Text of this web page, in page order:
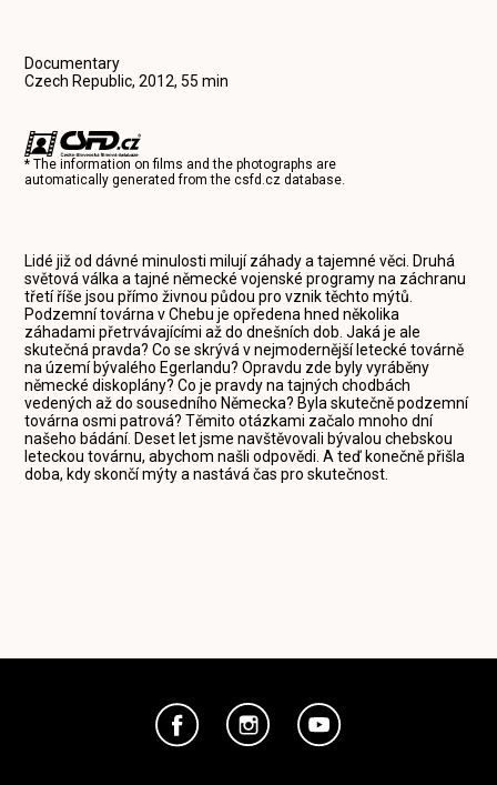
Documentary
Czech Republic, 2012, 55 min
* The information on films and the photographs are
automatically generated from thecsfd.cz database.
Lidé již od dávné minulosti milují záhady a tajemné věci. Druhá
světová válka a tajné německé vojenské programy na záchranu
třetí říše jsou přímo živnou půdou pro vznik těchto mýtů.
Podzemní továrna v Chebu je opředena hned několika
záhadami přetrvávajícími až do dnešních dob. Jaká je ale
skutečná pravda? Co se skrývá v nejmodernější letecké továrně
na území bývalého Egerlandu? Opravdu zde byly vyráběny
německé diskoplány? Co je pravdy na tajných chodbách
vedených až do sousedního Německa? Byla skutečně podzemní
továrna osmi patrová? Těmito otázkami začalo mnoho dní
našeho bádání. Deset let jsme navštěvovali bývalou chebskou
leteckou továrnu, abychom našli odpovědi. A teď konečně přišla
doba, kdy skončí mýty a nastává čas pro skutečnost.